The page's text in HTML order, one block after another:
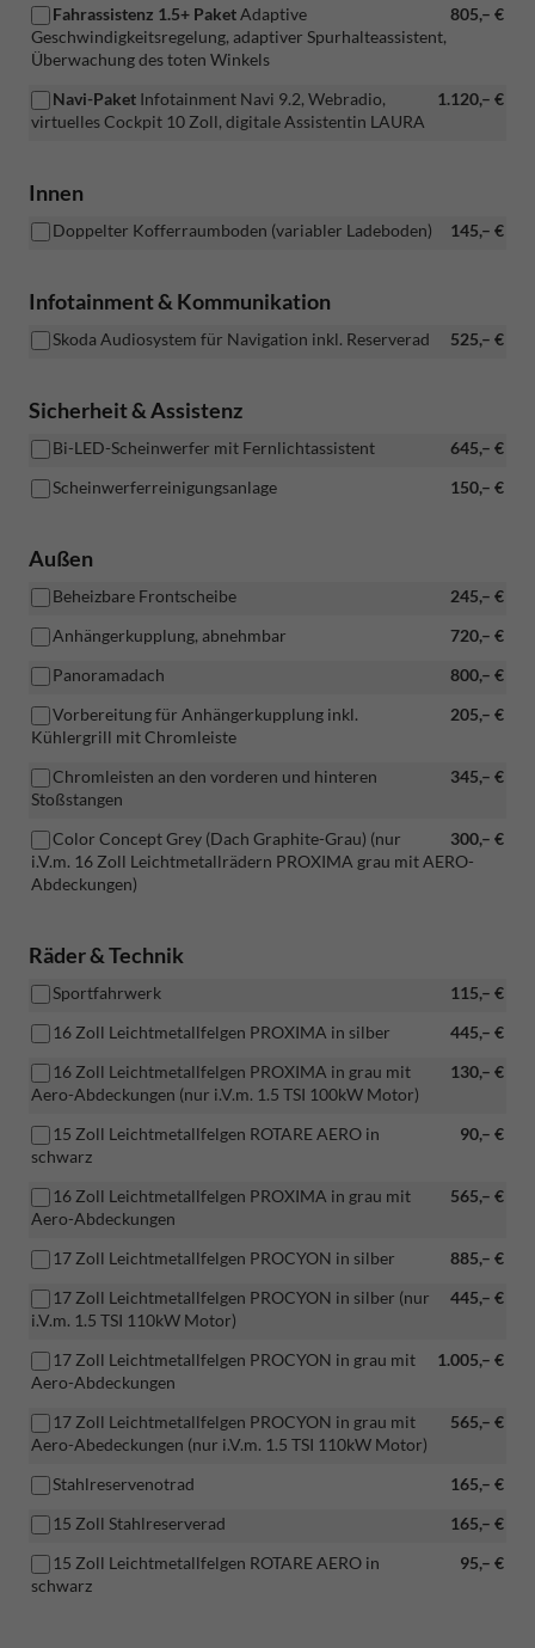
805,– €
Fahrassistenz 1.5+ PaketAdaptive
Geschwindigkeitsregelung, adaptiver Spurhalteassistent,
Überwachung des toten Winkels
1.120,– €
Navi-Paket Infotainment Navi 9.2, Webradio,
virtuelles Cockpit 10 Zoll, digitale Assistentin LAURA
Innen
145,– €
Doppelter Kofferraumboden (variabler Ladeboden)
Infotainment & Kommunikation
525,– €
Skoda Audiosystem für Navigation inkl. Reserverad
Sicherheit & Assistenz
645,– €
Bi-LED-Scheinwerfer mit Fernlichtassistent
150,– €
Scheinwerferreinigungsanlage
Außen
245,– €
Beheizbare Frontscheibe
720,– €
Anhängerkupplung, abnehmbar
800,– €
Panoramadach
205,– €
Vorbereitung für Anhängerkupplung inkl.
Kühlergrill mit Chromleiste
345,– €
Chromleisten an den vorderen und hinteren
Stoßstangen
300,– €
Color Concept Grey (Dach Graphite-Grau) (nur
i.V.m. 16 Zoll Leichtmetallrädern PROXIMA grau mit AERO-
Abdeckungen)
Räder & Technik
115,– €
Sportfahrwerk
445,– €
16 Zoll Leichtmetallfelgen PROXIMA in silber
130,– €
16 Zoll Leichtmetallfelgen PROXIMA in grau mit
Aero-Abdeckungen (nur i.V.m. 1.5 TSI 100kW Motor)
90,– €
15 Zoll Leichtmetallfelgen ROTARE AERO in
schwarz
565,– €
16 Zoll Leichtmetallfelgen PROXIMA in grau mit
Aero-Abdeckungen
885,– €
17 Zoll Leichtmetallfelgen PROCYON in silber
445,– €
17 Zoll Leichtmetallfelgen PROCYON in silber (nur
i.V.m. 1.5 TSI 110kW Motor)
1.005,– €
17 Zoll Leichtmetallfelgen PROCYON in grau mit
Aero-Abdeckungen
565,– €
17 Zoll Leichtmetallfelgen PROCYON in grau mit
Aero-Abedeckungen (nur i.V.m. 1.5 TSI 110kW Motor)
165,– €
Stahlreservenotrad
165,– €
15 Zoll Stahlreserverad
95,– €
15 Zoll Leichtmetallfelgen ROTARE AERO in
schwarz